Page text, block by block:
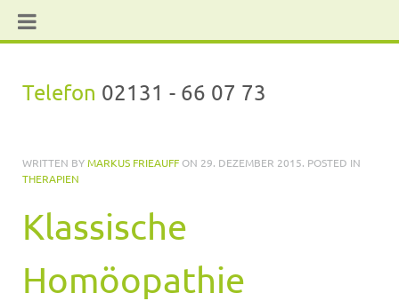
Telefon 02131 - 66 07 73
WRITTEN BYMARKUS FRIEAUFF ON 29. DEZEMBER 2015. POSTED IN
THERAPIEN
Klassische
Homöopathie